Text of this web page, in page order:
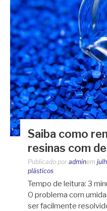
Saiba como
resinas com
Publicado por adminem
plásticos
Tempo de leitura: 3
O problema com
ser facilmente